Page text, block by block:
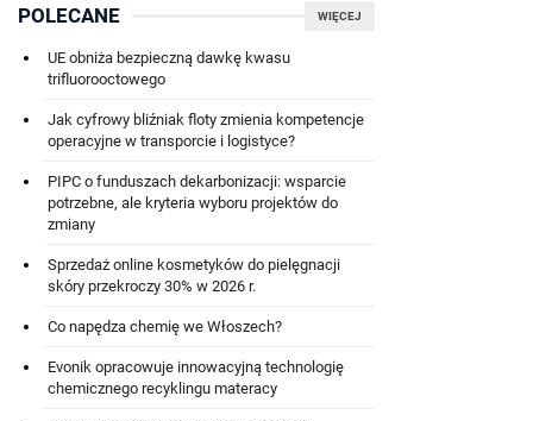
WIĘCEJ
POLECANE
UE obniża bezpieczną dawkę kwasu
trifluorooctowego
Jak cyfrowy bliźniak floty zmienia kompetencje
operacyjne w transporcie i logistyce?
PIPC o funduszach dekarbonizacji: wsparcie
potrzebne, ale kryteria wyboru projektów do
zmiany
Sprzedaż online kosmetyków do pielęgnacji
skóry przekroczy 30% w 2026 r.
Co napędza chemię we Włoszech?
Evonik opracowuje innowacyjną technologię
chemicznego recyklingu materacy